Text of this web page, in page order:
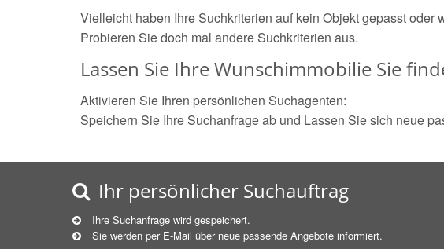
Vielleicht haben Ihre Suchkriterien auf kein Objekt gepasst oder
Probieren Sie doch mal andere Suchkriterien aus.
Lassen Sie Ihre Wunschimmobilie Sie
Aktivieren Sie Ihren persönlichen Suchagenten:
Speichern Sie Ihre Suchanfrage ab und Lassen Sie sich neue
Ihr persönlicher Suchauftrag
Ihre Suchanfrage wird gespeichert.
Sie werden per E-Mail über neue passende Angebote informiert.